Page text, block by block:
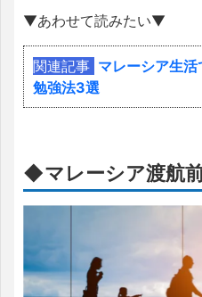
▼あわせて読みたい▼
関連記事 マレーシア生
勉強法3選
◆マレーシア渡航